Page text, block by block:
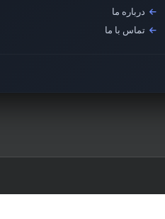
درباره ما
تماس با ما